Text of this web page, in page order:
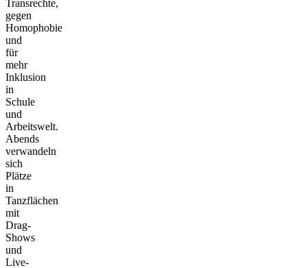
Transrechte,
gegen
Homophobie
und
für
mehr
Inklusion
in
Schule
und
Arbeitswelt.
Abends
verwandeln
sich
Plätze
in
Tanzflächen
mit
Drag-
Shows
und
Live-